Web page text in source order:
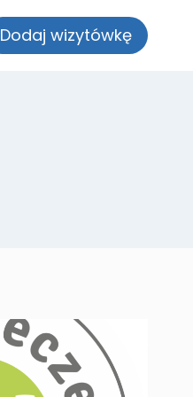
Dodaj wizytówkę